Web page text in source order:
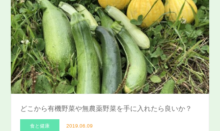
どこから有機野菜や無農薬野菜を手に入れたら良いか？
食と健康 2019.06.09